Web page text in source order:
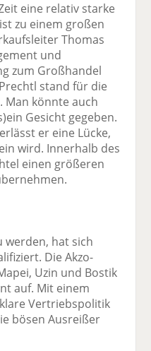
eine relativ starke
zu einem großen
Thomas
und
zum Großhandel
stand für die
Man könnte auch
Gesicht gegeben.
er eine Lücke,
wird. Innerhalb des
einen größeren
werden, hat sich
Die Akzo-
Uzin und Bostik
auf. Mit einem
Vertriebspolitik
bösen Ausreißer